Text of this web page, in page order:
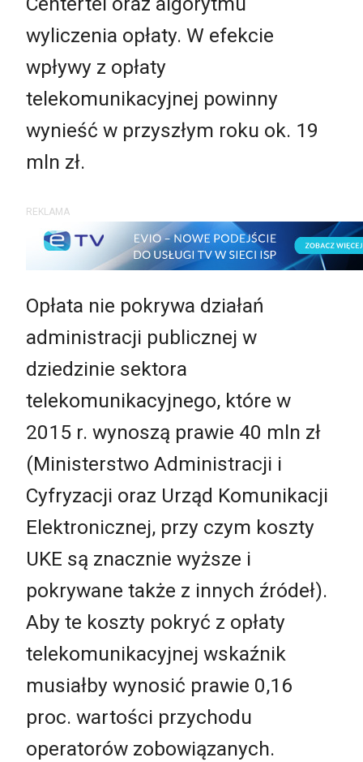
wyliczenia opłaty. W efekcie
wpływy z opłaty
telekomunikacyjnej powinny
wynieść w przyszłym roku ok. 19
mln zł.
REKLAMA
Opłata nie pokrywa działań
administracji publicznej w
dziedzinie sektora
telekomunikacyjnego, które w
2015 r. wynoszą prawie 40 mln zł
(Ministerstwo Administracji i
Cyfryzacji oraz Urząd Komunikacji
Elektronicznej, przy czym koszty
UKE są znacznie wyższe i
pokrywane także z innych źródeł).
Aby te koszty pokryć z opłaty
telekomunikacyjnej wskaźnik
musiałby wynosić prawie 0,16
proc. wartości przychodu
operatorów zobowiązanych.